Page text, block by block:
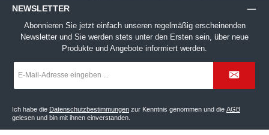
NEWSLETTER
Abonnieren Sie jetzt einfach unseren regelmäßig erscheinenden
Newsletter und Sie werden stets unter den Ersten sein, über neue
Produkte und Angebote informiert werden.
Mail-
*
Ich habe die Datenschutzbestimmungen zur Kenntnis genommen und die AGB
gelesen und bin mit ihnen einverstanden.